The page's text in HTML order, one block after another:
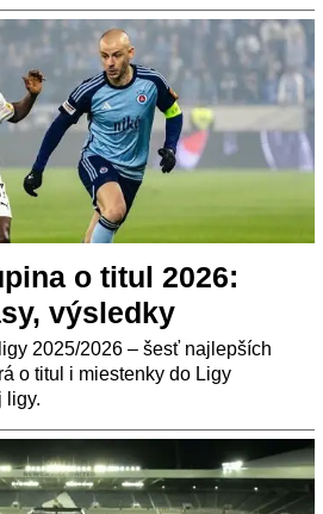
o titul 2026:
výsledky
2025/2026 – šesť najlepších
o titul i miestenky do Ligy
ligy.